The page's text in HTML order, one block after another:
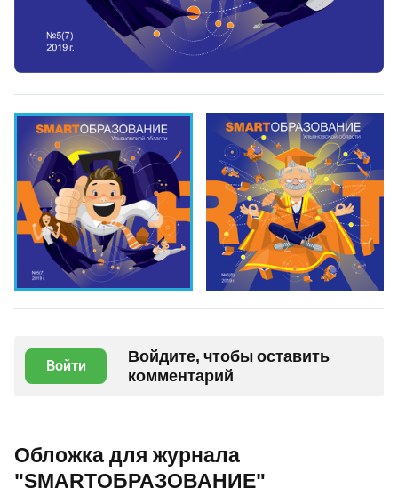
Войти
Войдите, чтобы оставить
комментарий
Обложка для журнала
"SMARTОБРАЗОВАНИЕ"